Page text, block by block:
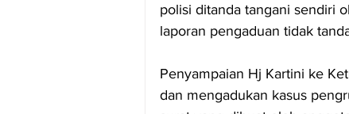
polisi ditanda tangani sendiri
laporan pengaduan tidak
Penyampaian Hj Kartini ke
dan mengadukan kasus